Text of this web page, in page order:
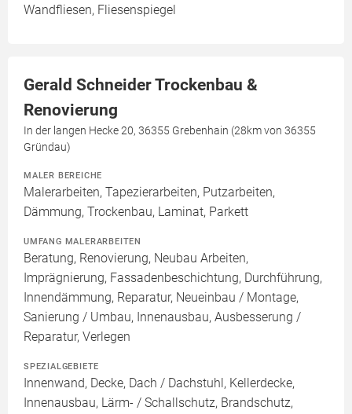
Wandfliesen, Fliesenspiegel
Gerald Schneider Trockenbau &
Renovierung
In der langen Hecke 20, 36355 Grebenhain (28km von 36355
Gründau)
MALER BEREICHE
Malerarbeiten, Tapezierarbeiten, Putzarbeiten,
Dämmung, Trockenbau, Laminat, Parkett
UMFANG MALERARBEITEN
Beratung, Renovierung, Neubau Arbeiten,
Imprägnierung, Fassadenbeschichtung, Durchführung,
Innendämmung, Reparatur, Neueinbau / Montage,
Sanierung / Umbau, Innenausbau, Ausbesserung /
Reparatur, Verlegen
SPEZIALGEBIETE
Innenwand, Decke, Dach / Dachstuhl, Kellerdecke,
Innenausbau, Lärm- / Schallschutz, Brandschutz,